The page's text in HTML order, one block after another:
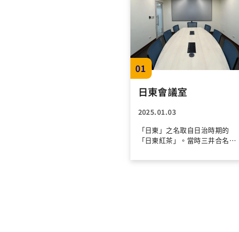
01
日東會議室
2025.01.03
「日東」之名取自日治時期的
「日東紅茶」。當時三井合名會
場，並將日東紅茶推向國際市